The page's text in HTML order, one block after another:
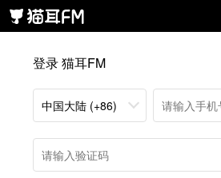
登录 猫耳FM
中国大陆 (+86)